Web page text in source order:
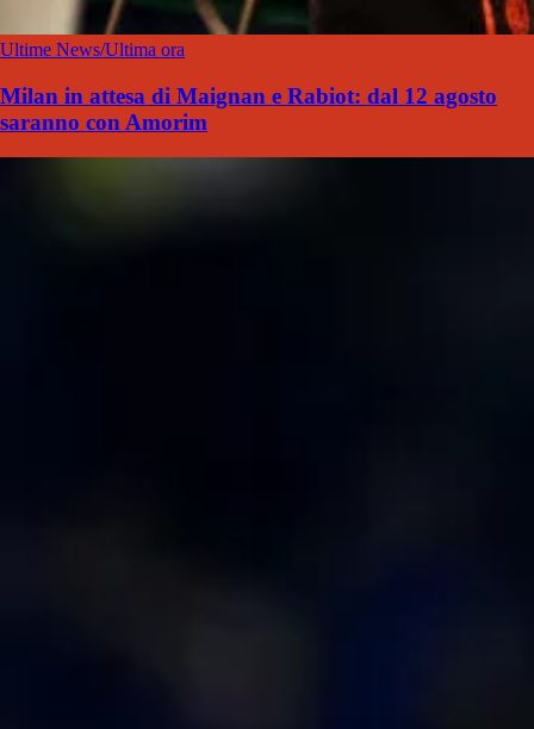
Ultime News/Ultima ora
Milan in attesa di Maignan e Rabiot: dal 12 agosto
saranno con Amorim